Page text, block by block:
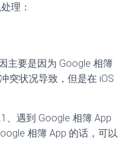
理：
主要是因为 Google 相簿
突状况导致，但是在 iOS
、遇到 Google 相簿 App
相簿 App 的话，可以